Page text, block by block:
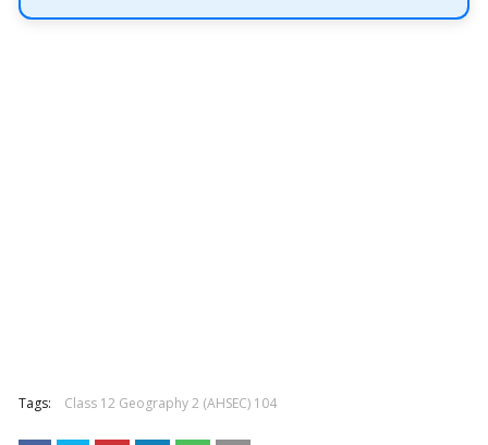
Tags: Class 12 Geography 2 (AHSEC) 104